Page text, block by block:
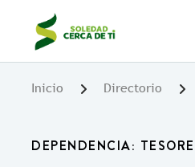
contenido
principal
Inicio Directorio
DEPENDENCIA: